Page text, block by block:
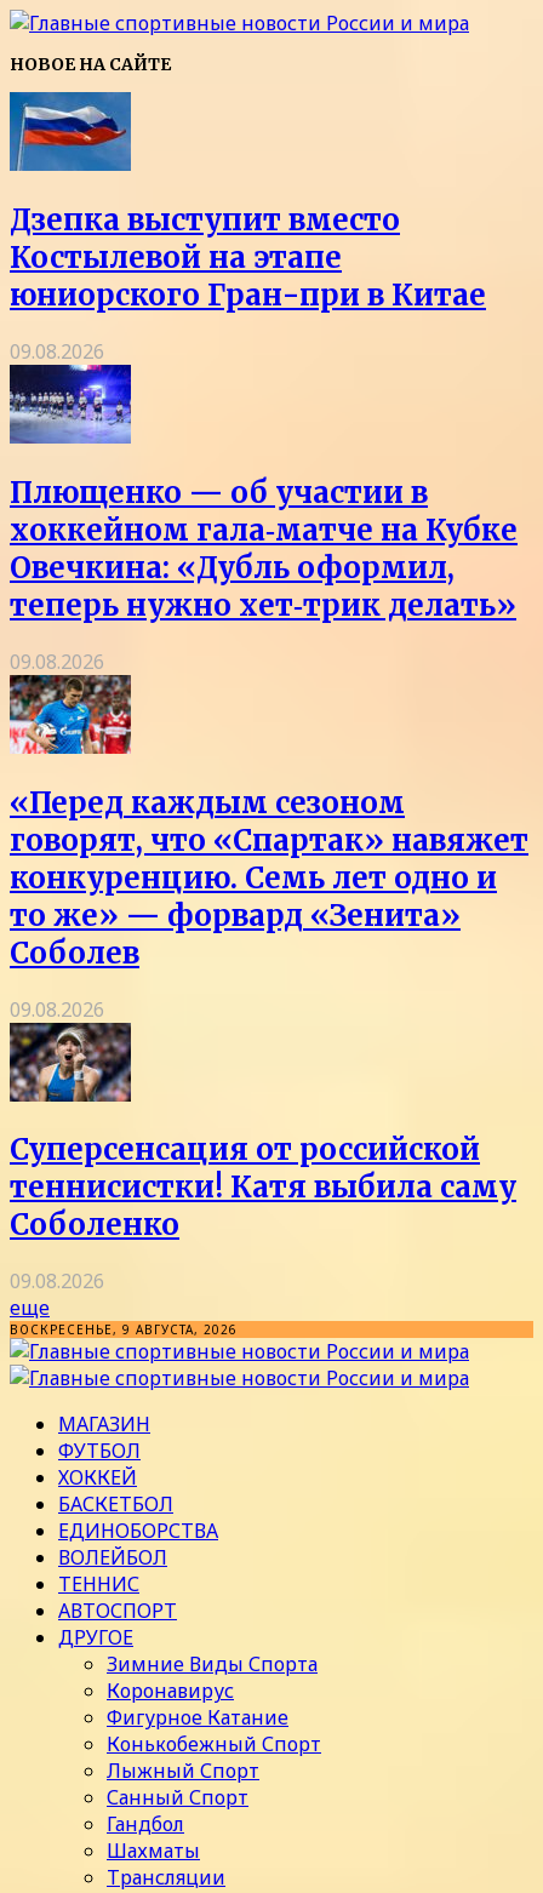
НОВОЕ НА САЙТЕ
Дзепка выступит вместо
Костылевой на этапе
юниорского Гран-при в Китае
09.08.2026
Плющенко — об участии в
хоккейном гала‑матче на Кубке
Овечкина: «Дубль оформил,
теперь нужно хет‑трик делать»
09.08.2026
«Перед каждым сезоном
говорят, что «Спартак» навяжет
конкуренцию. Семь лет одно и
то же» — форвард «Зенита»
Соболев
09.08.2026
Суперсенсация от российской
теннисистки! Катя выбила саму
Соболенко
09.08.2026
еще
ВОСКРЕСЕНЬЕ, 9 АВГУСТА, 2026
МАГАЗИН
ФУТБОЛ
ХОККЕЙ
БАСКЕТБОЛ
ЕДИНОБОРСТВА
ВОЛЕЙБОЛ
ТЕННИС
АВТОСПОРТ
ДРУГОЕ
Зимние Виды Спорта
Коронавирус
Фигурное Катание
Конькобежный Спорт
Лыжный Спорт
Санный Спорт
Гандбол
Шахматы
Трансляции